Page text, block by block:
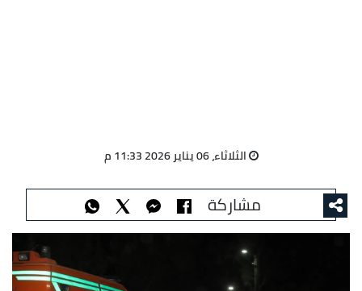
الثلاثاء، 06 يناير 2026 11:33 م
مشاركة